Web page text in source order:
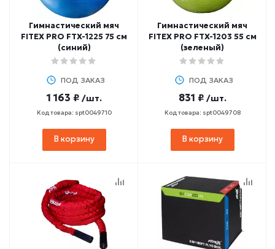
Гимнастический мяч
FITEX PRO FTX-1225 75 см
(синий)
ПОД ЗАКАЗ
1 163 ₽ /шт.
Код товара: spt0049710
В корзину
Гимнастический мяч
FITEX PRO FTX-1203 55 см
(зеленый)
ПОД ЗАКАЗ
831 ₽ /шт.
Код товара: spt0049708
В корзину